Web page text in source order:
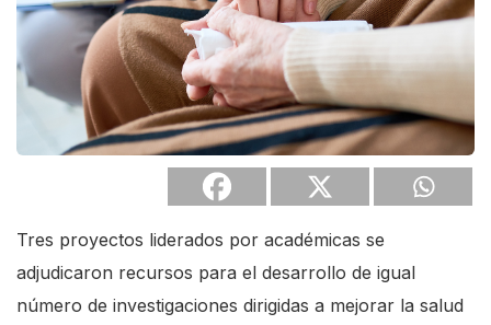
Tres proyectos liderados por académicas se
adjudicaron recursos para el desarrollo de igual
número de investigaciones dirigidas a mejorar la salud